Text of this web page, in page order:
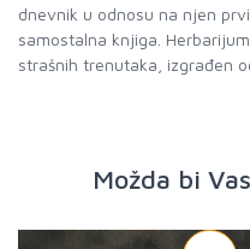
dnevnik u odnosu na njen
samostalna knjiga.
strašnih trenutaka, izgrađen
Možda bi